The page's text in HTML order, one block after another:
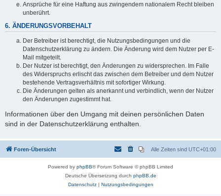
Ansprüche für eine Haftung aus zwingendem nationalem Recht bleiben
unberührt.
6. ÄNDERUNGSVORBEHALT
Der Betreiber ist berechtigt, die Nutzungsbedingungen und die
Datenschutzerklärung zu ändern. Die Änderung wird dem Nutzer per E-
Mail mitgeteilt.
Der Nutzer ist berechtigt, den Änderungen zu widersprechen. Im Falle
des Widerspruchs erlischt das zwischen dem Betreiber und dem Nutzer
bestehende Vertragsverhältnis mit sofortiger Wirkung.
Die Änderungen gelten als anerkannt und verbindlich, wenn der Nutzer
den Änderungen zugestimmt hat.
Informationen über den Umgang mit deinen persönlichen Daten
sind in der Datenschutzerklärung enthalten.
Foren-Übersicht Alle Zeiten sind UTC+01:00
Powered by phpBB® Forum Software © phpBB Limited
Deutsche Übersetzung durch phpBB.de
Datenschutz| Nutzungsbedingungen